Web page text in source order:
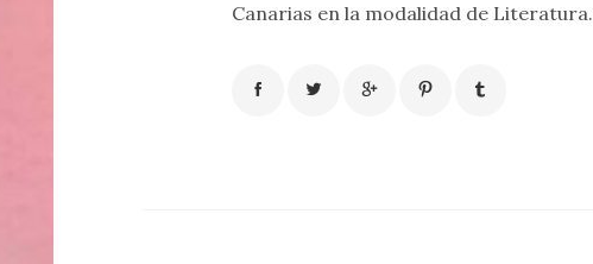
Canarias en la modalidad de Literatura.